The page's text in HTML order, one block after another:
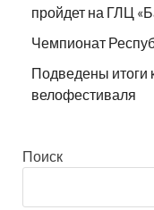
пройдет на ГЛЦ
Чемпионат
Подведены итоги
велофестиваля
Поиск